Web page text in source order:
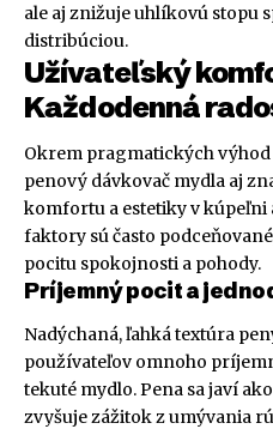
ale aj znižuje uhlíkovú stopu
distribúciou.
Užívateľský
Každodenná
Okrem pragmatických
penový dávkovač mydla aj
komfortu a estetiky v kúpeľni
faktory sú často
pocitu spokojnosti a pohody.
Príjemný pocit a
Nadýchaná, ľahká textúra
používateľov omnoho
tekuté mydlo. Pena sa javí
zvyšuje zážitok z umývania